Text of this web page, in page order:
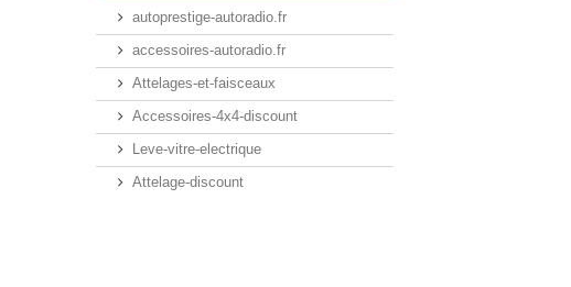
autoprestige-autoradio.fr
accessoires-autoradio.fr
Attelages-et-faisceaux
Accessoires-4x4-discount
Leve-vitre-electrique
Attelage-discount